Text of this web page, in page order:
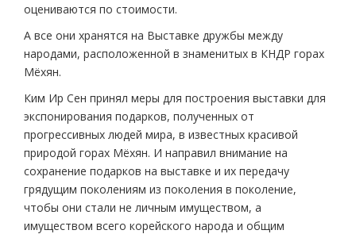
оцениваются по стоимости.
А все они хранятся на Выставке дружбы между
народами, расположенной в знаменитых в КНДР горах
Мёхян.
Ким Ир Сен принял меры для построения выставки для
экспонирования подарков, полученных от
прогрессивных людей мира, в известных красивой
природой горах Мёхян. И направил внимание на
сохранение подарков на выставке и их передачу
грядущим поколениям из поколения в поколение,
чтобы они стали не личным имуществом, а
имуществом всего корейского народа и общим